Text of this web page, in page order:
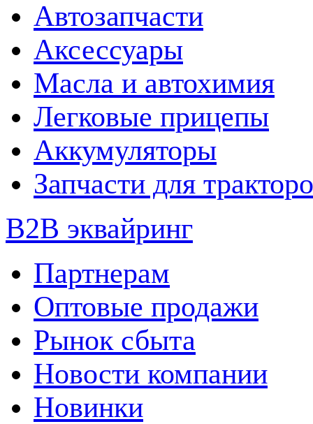
Автозапчасти
Аксессуары
Масла и автохимия
Легковые прицепы
Аккумуляторы
Запчасти для
B2B эквайринг
Партнерам
Оптовые продажи
Рынок сбыта
Новости компании
Новинки